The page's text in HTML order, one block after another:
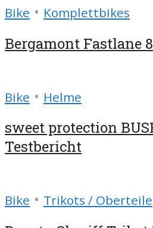
Bike • Komplettbikes
Bergamont Fastlane
Bike • Helme
sweet protection
Testbericht
Bike • Trikots / Oberteile